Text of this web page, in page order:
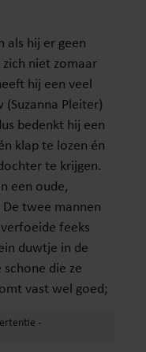
als hij er geen
niet zomaar
hij een veel
Pleiter)
bedenkt hij een
klap te lozen én
te krijgen.
een oude,
twee mannen
feeks
duwtje in de
die ze
vast wel goed;